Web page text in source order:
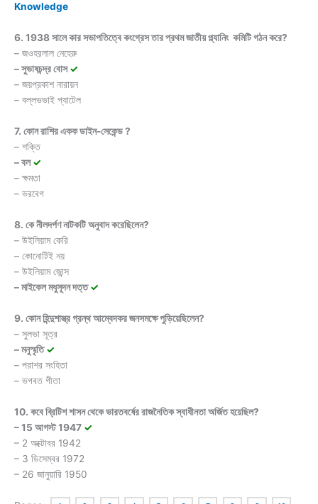
Knowledge
6. 1938 সালে কার সভাপতিত্বে কংগ্রেস তার প্রথম জাতীয় প্ল্যানিং কমিটি গঠন করে?
– জওহরলাল নেহেরু
– সুভাষচন্দ্র বোস✓
– জয়প্রকাশ নারায়ন
– বল্লভভাই প্যাটেল
7. কোন রাশির একক ডাইন-সেকেন্ড ?
– শক্তি
– বল✓
– ক্ষমতা
– ভরবেগ
8. কে নীলদর্পণ নাটকটি অনুবাদ করেছিলেন?
– উইলিয়াম কেরি
– কোনোটিই নয়
– উইলিয়াম জোন্স
– মাইকেল মধুসূদন দত্ত✓
9. কোন হিন্দুশাস্ত্র গ্রন্থ আম্বেদকর জনসমক্ষে পুড়িয়েছিলেন?
– সুলভা সূত্র
– মনুস্মৃতি✓
– পরাশর সংহিতা
– ভগবত গীতা
10. কবে ব্রিটিশ শাসন থেকে ভারতবর্ষের রাজনৈতিক স্বাধীনতা অর্জিত হয়েছিল?
– 15 আগস্ট 1947 ✓
– 2 অক্টোবর 1942
– 3 ডিসেম্বর 1972
– 26 জানুয়ারি 1950